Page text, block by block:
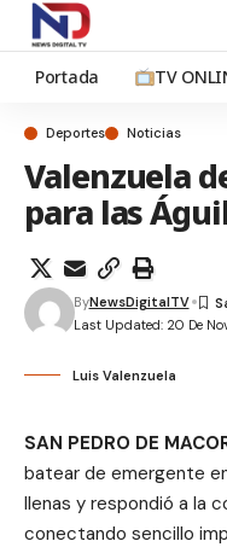
Portada TV
Deportes Noticias
Valenzuela
para las
Last Updated: 20 De
ByNewsDigitalTV
Luis Valenzuela
SAN PEDRO DE
batear de emergente
llenas y respondió a la
conectando sencillo